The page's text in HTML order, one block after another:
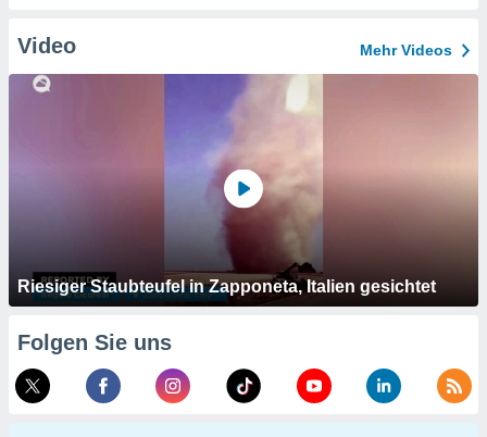
Video Mehr Videos
Riesiger Staubteufel in Zapponeta, Italien gesichtet
Folgen Sie uns